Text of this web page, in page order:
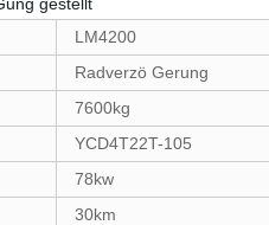
LM4200
Radverzö Gerung
7600kg
YCD4T22T-105
78kw
30km